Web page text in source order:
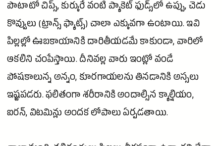
పొటాటో చిప్స్, కుర్కురే వంటి ప్యాకెట్ ఫుడ్స్‌లో ఉప్పు, చెడు
కొవ్వులు (ట్రాన్స్ ఫ్యాట్స్) చాలా ఎక్కువగా ఉంటాయి. ఇవి
పిల్లల్లో ఊబకాయానికి దారితీయడమే కాకుండా, వారిలో
ఆకలిని చంపేస్తాయి. దీనివల్ల వారు ఇంట్లో వండే
పోషకాలున్న అన్నం, కూరగాయలను తినడానికి అస్సలు
ఇష్టపడరు. ఫలితంగా శరీరానికి అందాల్సిన క్యాల్షియం,
ఐరన్, విటమిన్లు అందక లోపాలు ఏర్పడతాయి.